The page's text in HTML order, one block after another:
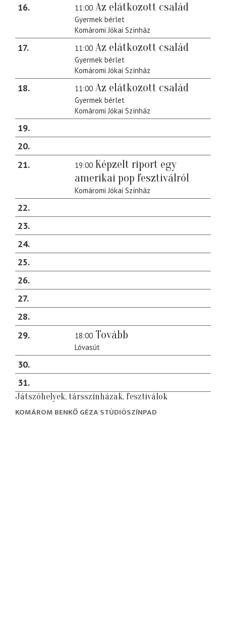
16 11:00 Az elátkozott család
Gyermek bérlet
Komáromi Jókai Színház
17 11:00 Az elátkozott család
Gyermek bérlet
Komáromi Jókai Színház
18 11:00 Az elátkozott család
Gyermek bérlet
Komáromi Jókai Színház
19
20
21
19:00 Képzelt riport egy
amerikai pop fesztiválról
Komáromi Jókai Színház
22
23
24
25
26
27
28
29
18:00 Tovább
Lóvasút
30
31
Játszóhelyek, társszínházak, fesztiválok
KOMÁROM BENKŐ GÉZA STÚDIÓSZÍNPAD